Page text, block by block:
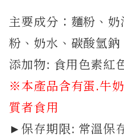
主要成分：麵粉、
粉、奶水、碳酸氫
添加物: 食用色素紅
※本產品含有蛋.牛
質者食用
►保存期限: 常溫保